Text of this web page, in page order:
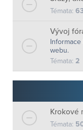
Témata:
Vývoj
webu.
Témata: 2
Krokové
Témata: